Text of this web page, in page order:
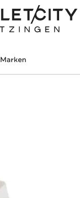
Marken